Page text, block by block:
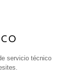
servicio técnico